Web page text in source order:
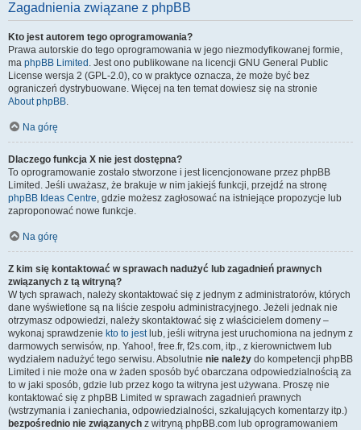
Zagadnienia związane z phpBB
Kto jest autorem tego oprogramowania?
Prawa autorskie do tego oprogramowania w jego niezmodyfikowanej formie,
ma phpBB Limited . Jest ono publikowane na licencji GNU General Public
License wersja 2 (GPL-2.0), co w praktyce oznacza, że może być bez
ograniczeń dystrybuowane. Więcej na ten temat dowiesz się na stronie
About phpBB.
Na górę
Dlaczego funkcja X nie jest dostępna?
To oprogramowanie zostało stworzone i jest licencjonowane przez phpBB
Limited. Jeśli uważasz, że brakuje w nim jakiejś funkcji, przejdź na stronę
phpBB Ideas Centre, gdzie możesz zagłosować na istniejące propozycje lub
zaproponować nowe funkcje.
Na górę
Z kim się kontaktować w sprawach nadużyć lub zagadnień prawnych
związanych z tą witryną?
W tych sprawach, należy skontaktować się z jednym z administratorów, których
dane wyświetlone są na liście zespołu administracyjnego. Jeżeli jednak nie
otrzymasz odpowiedzi, należy skontaktować się z właścicielem domeny –
wykonaj sprawdzenie kto to jestlub, jeśli witryna jest uruchomiona na jednym z
darmowych serwisów, np. Yahoo!, free.fr, f2s.com, itp., z kierownictwem lub
wydziałem nadużyć tego serwisu. Absolutnie nie należy do kompetencji phpBB
Limited i nie może ona w żaden sposób być obarczana odpowiedzialnością za
to w jaki sposób, gdzie lub przez kogo ta witryna jest używana. Proszę nie
kontaktować się z phpBB Limited w sprawach zagadnień prawnych
(wstrzymania i zaniechania, odpowiedzialności, szkalujących komentarzy itp.)
bezpośrednio nie związanych z witryną phpBB.com lub oprogramowaniem